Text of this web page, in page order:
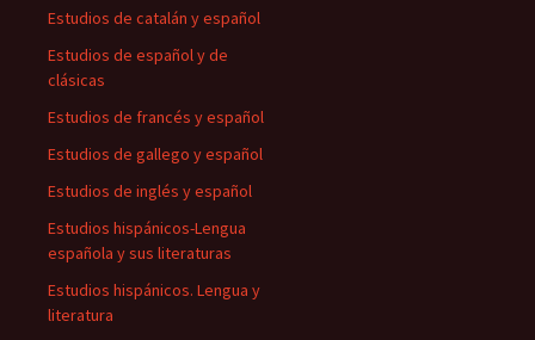
Estudios de catalán y español
Estudios de español y de
clásicas
Estudios de francés y español
Estudios de gallego y español
Estudios de inglés y español
Estudios hispánicos-Lengua
española y sus literaturas
Estudios hispánicos. Lengua y
literatura